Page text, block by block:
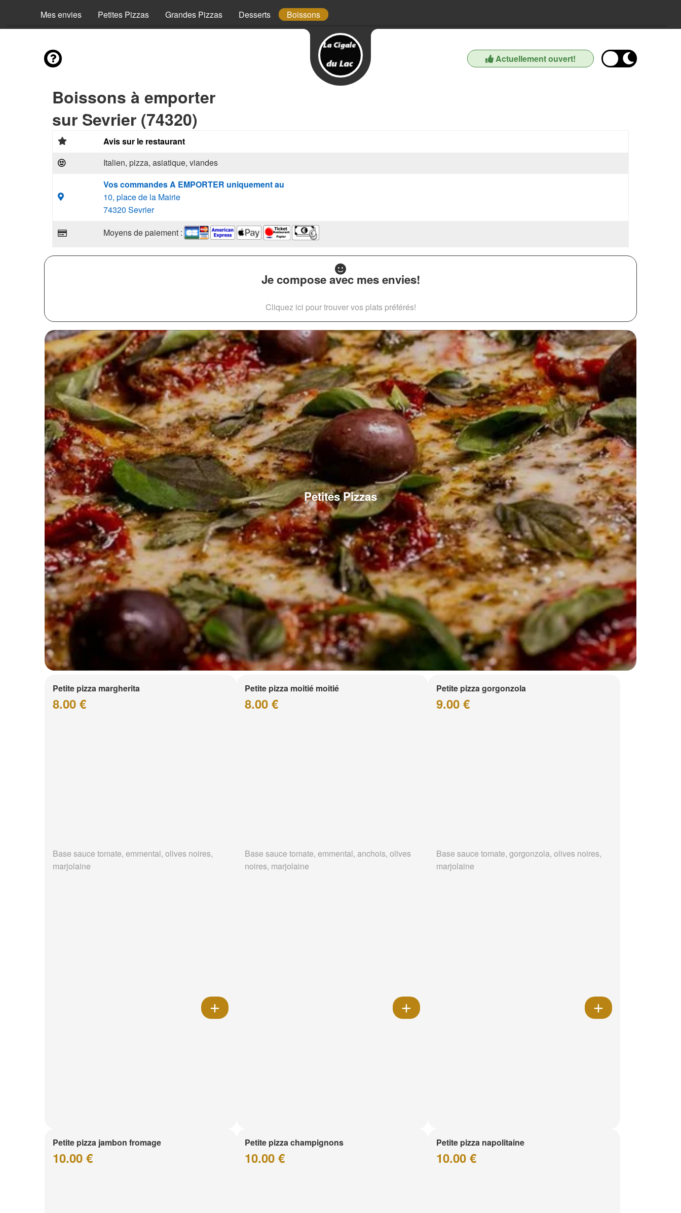
Mes envies Petites Pizzas Grandes Pizzas Desserts Boissons
Actuellement ouvert!
Boissons à emporter
sur Sevrier (74320)
Avis sur le restaurant
Italien, pizza, asiatique, viandes
Vos commandes A EMPORTER uniquement au
10, place de la Mairie
74320 Sevrier
Moyens de paiement :
Je compose avec mes envies!
Cliquez ici pour trouver vos plats préférés!
Petites Pizzas
Petite pizza margherita
8.00 €
Base sauce tomate, emmental, olives noires,
marjolaine
Petite pizza moitié moitié
8.00 €
Base sauce tomate, emmental, anchois, olives
noires, marjolaine
Petite pizza gorgonzola
9.00 €
Base sauce tomate, gorgonzola, olives noires,
marjolaine
Petite pizza jambon fromage
10.00 €
Petite pizza champignons
10.00 €
Petite pizza napolitaine
10.00 €